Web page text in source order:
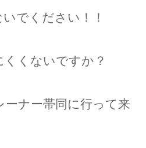
でください！！
くないですか？
ナー帯同に行って来